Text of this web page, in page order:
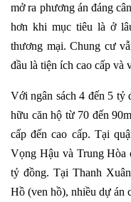
mở ra phương án đáng
hơn khi mục tiêu là ở
thương mại. Chung cư
đầu là tiện ích cao cấp và
Với ngân sách 4 đến 5 tỷ
hữu căn hộ từ 70 đến
cấp đến cao cấp. Tại
Vọng Hậu và Trung Hòa
tỷ đồng. Tại Thanh
Hồ (ven hồ), nhiều dự án